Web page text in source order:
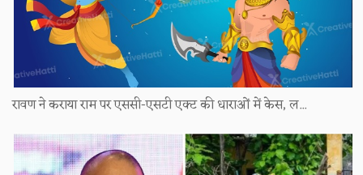
रावण ने कराया राम पर एससी-एसटी एक्ट की धाराओं में केस, ल...